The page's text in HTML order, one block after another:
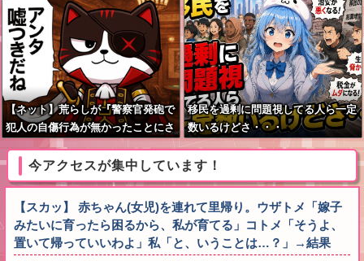
【ネット】荒らしが『警察官発砲で
犯人の自傷行為が無かったことにさ
れた』記事に「難癖な記事」とイチ
ャモン→自傷行為の動画が拡散して
マスゴミの偏向報道確定
移民を過剰に問題視してる人ら一定
数いるけどさ・・・
今アクセスが集中しています！
【スカッ】 赤ちゃん(女児)を連れて里帰り。ウザトメ「嫁子
みたいに育ったら困るから、私が育てる」コトメ「そうよ、
置いて帰っていいわよ」私「と、いうことは…？」→結果